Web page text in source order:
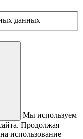
данных
Мы используем
Продолжая
использование